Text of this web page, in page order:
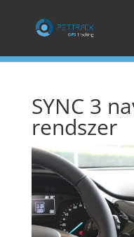
SYNC 3
rendszer